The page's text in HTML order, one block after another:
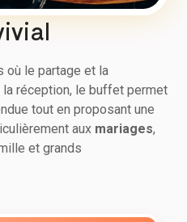
où le partage et la
réception, le buffet permet
tout en proposant une
aux mariages,
et grands